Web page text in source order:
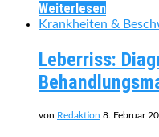
Weiterlesen
Krankheiten &
Leberriss:
von Redaktion 8. Februar